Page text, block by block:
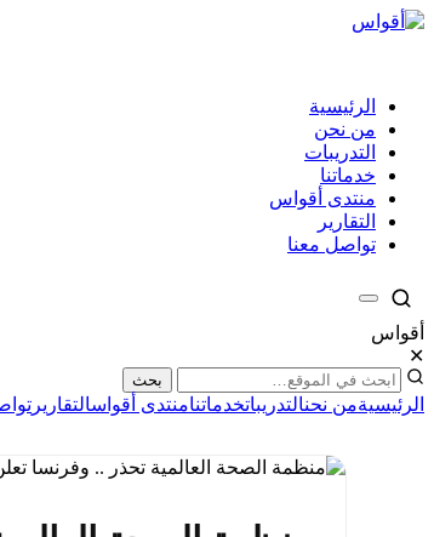
الرئيسية
من نحن
التدريبات
خدماتنا
منتدى أقواس
التقارير
تواصل معنا
أقواس
✕
بحث
الرئيسيةمن نحنالتدريباتخدماتنامنتدى أقواسالتقارير